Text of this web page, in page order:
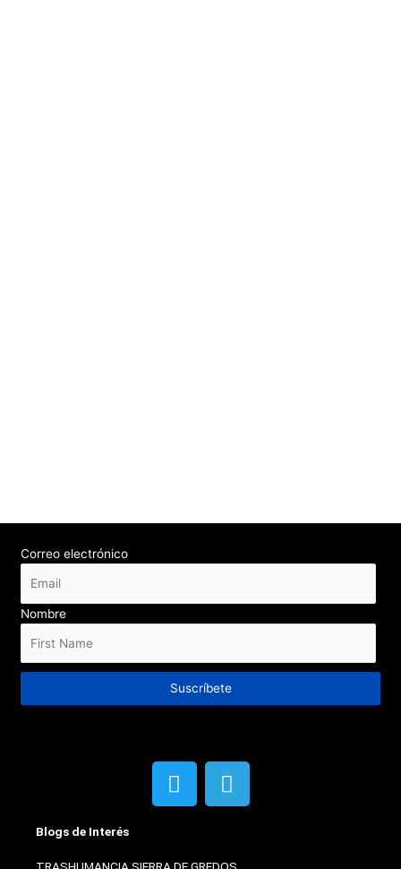
Correo electrónico
Nombre
Suscríbete
T
w
t
T
e
g
Blogs de Interés